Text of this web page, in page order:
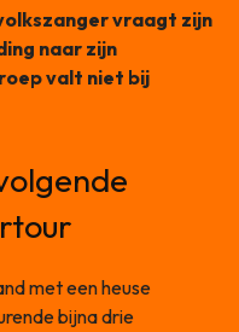
vraagt zijn
naar zijn
valt niet bij
met een heuse
bijna drie